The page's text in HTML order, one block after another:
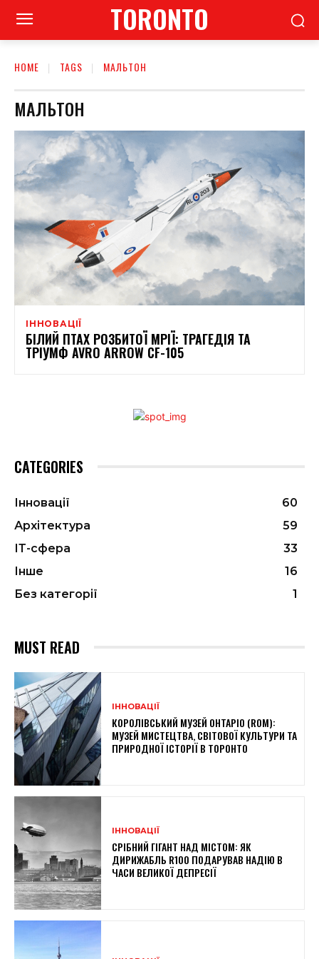
TORONTO
HOME TAGS МАЛЬТОН
МАЛЬТОН
ІННОВАЦІЇ
БІЛИЙ ПТАХ РОЗБИТОЇ МРІЇ: ТРАГЕДІЯ ТА
ТРІУМФ AVRO ARROW CF-105
CATEGORIES
Інновації
60
Архітектура
59
ІТ-сфера
33
Інше
16
Без категорії
1
MUST READ
ІННОВАЦІЇ
КОРОЛІВСЬКИЙ МУЗЕЙ ОНТАРІО (ROM):
МУЗЕЙ МИСТЕЦТВА, СВІТОВОЇ КУЛЬТУРИ ТА
ПРИРОДНОЇ ІСТОРІЇ В ТОРОНТО
ІННОВАЦІЇ
СРІБНИЙ ГІГАНТ НАД МІСТОМ: ЯК
ДИРИЖАБЛЬ R100 ПОДАРУВАВ НАДІЮ В
ЧАСИ ВЕЛИКОЇ ДЕПРЕСІЇ